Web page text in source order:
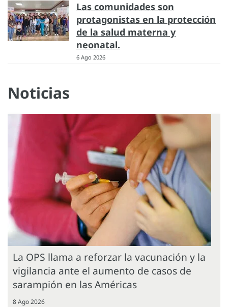
Las comunidades son
protagonistas en la protección
de la salud materna y
neonatal.
6 Ago 2026
Noticias
La OPS llama a reforzar la vacunación y la
vigilancia ante el aumento de casos de
sarampión en las Américas
8 Ago 2026